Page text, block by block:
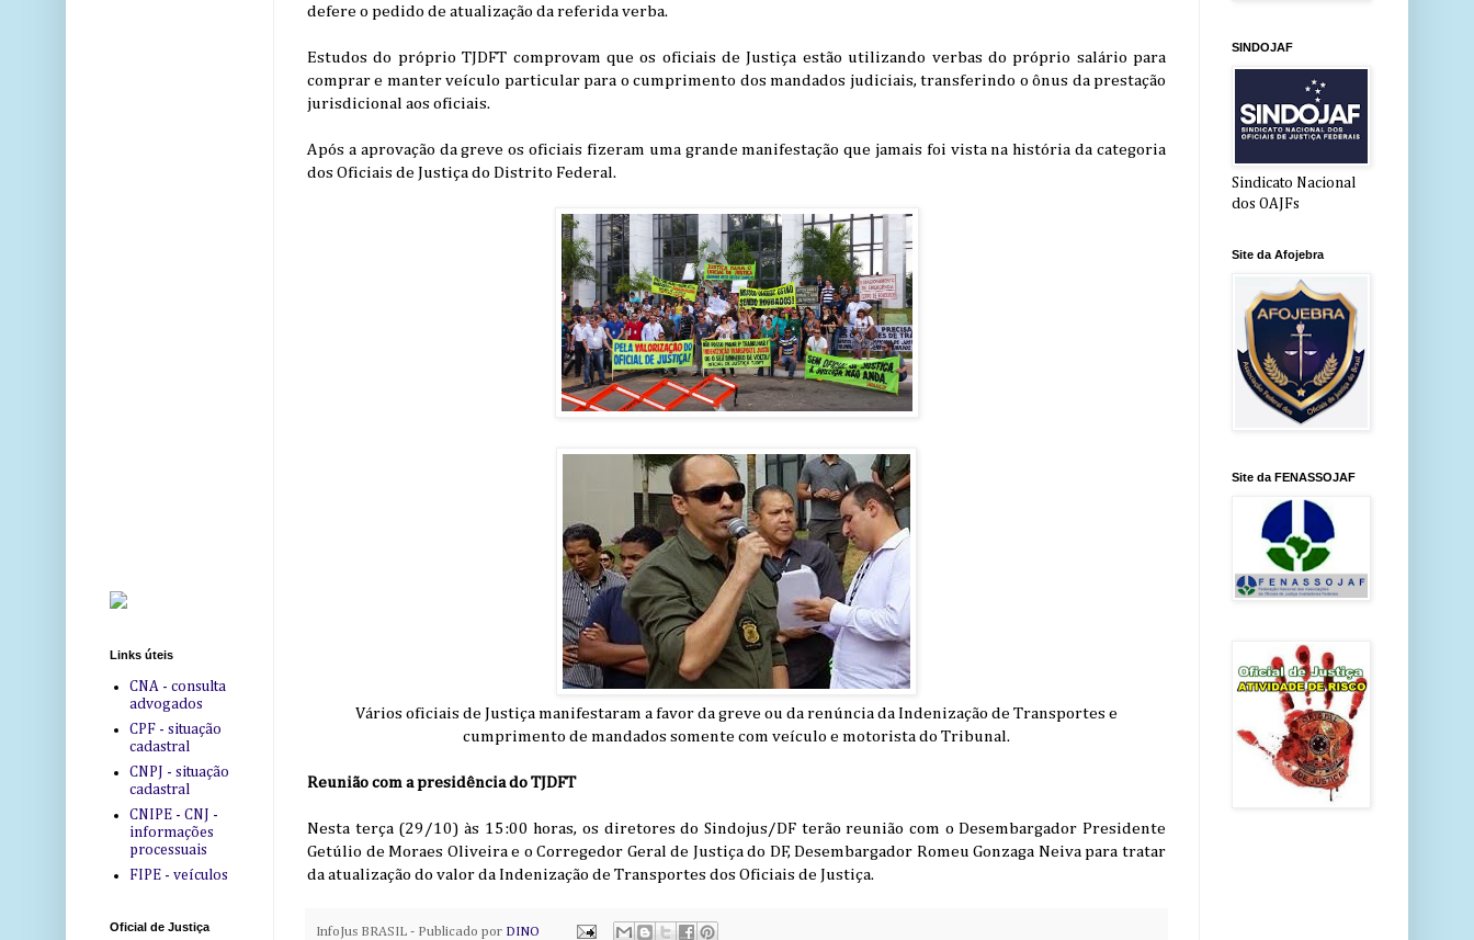
defere o pedido de atualização da referida verba.
Estudos do próprio TJDFT comprovam que os oficiais de Justiça estão utilizando verbas do próprio salário para
comprar e manter veículo particular para o cumprimento dos mandados judiciais, transferindo o ônus da prestação
jurisdicional aos oficiais.
Após a aprovação da greve os oficiais fizeram uma grande manifestação que jamais foi vista na história da categoria
dos Oficiais de Justiça do Distrito Federal.
Vários oficiais de Justiça manifestaram a favor da greve ou da renúncia da Indenização de Transportes e
cumprimento de mandados somente com veículo e motorista do Tribunal.
Reunião com a presidência do TJDFT
Nesta terça (29/10) às 15:00 horas, os diretores do Sindojus/DF terão reunião com o Desembargador Presidente
Getúlio de Moraes Oliveira e o Corregedor Geral de Justiça do DF, Desembargador Romeu Gonzaga Neiva para tratar
da atualização do valor da Indenização de Transportes dos Oficiais de Justiça.
InfoJus BRASIL - Publicado por DINO
Links úteis
CNA - consulta
advogados
CPF - situação
cadastral
CNPJ - situação
cadastral
CNIPE - CNJ -
informações
processuais
FIPE - veículos
Oficial de Justiça
SINDOJAF
Sindicato Nacional
dos OAJFs
Site da Afojebra
Site da FENASSOJAF